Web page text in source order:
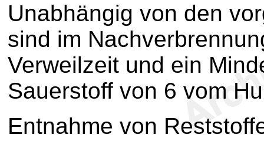
Unabhängig von den
sind im
Verweilzeit und ein
Sauerstoff von 6 vom
Entnahme von